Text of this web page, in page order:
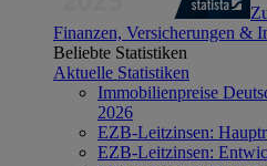
Finanzen, Versicherungen &
Beliebte Statistiken
Aktuelle Statistiken
Immobilienpreise
2026
EZB-Leitzinsen:
EZB-Leitzinsen: